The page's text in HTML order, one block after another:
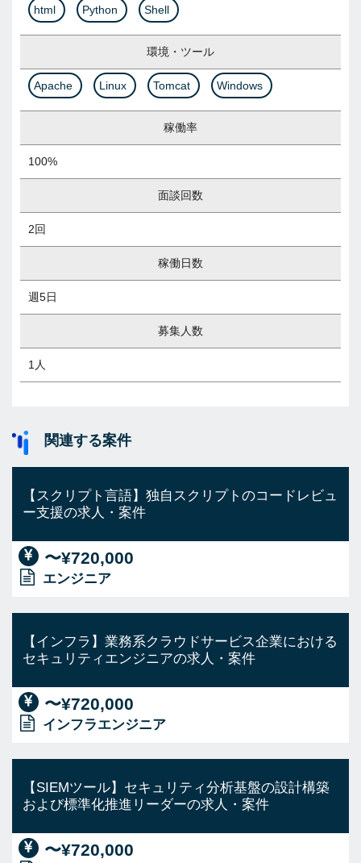
html Python Shell
環境・ツール
Apache Linux Tomcat Windows
稼働率
100%
面談回数
2回
稼働日数
週5日
募集人数
1人
関連する案件
【スクリプト言語】独自スクリプトのコードレビュ
ー支援の求人・案件
〜¥720,000
エンジニア
【インフラ】業務系クラウドサービス企業における
セキュリティエンジニアの求人・案件
〜¥720,000
インフラエンジニア
【SIEMツール】セキュリティ分析基盤の設計構築
および標準化推進リーダーの求人・案件
〜¥720,000